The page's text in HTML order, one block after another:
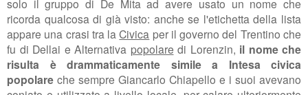
solo il gruppo di De Mita ad avere usato un nome che
ricorda qualcosa di già visto: anche se l'etichetta della lista
appare una crasi tra laCivica per il governo del Trentino che
fu di Dellai e Alternativa popolare di Lorenzin, il nome che
risulta è drammaticamente simile a Intesa civica
popolare che sempre Giancarlo Chiapello e i suoi avevano